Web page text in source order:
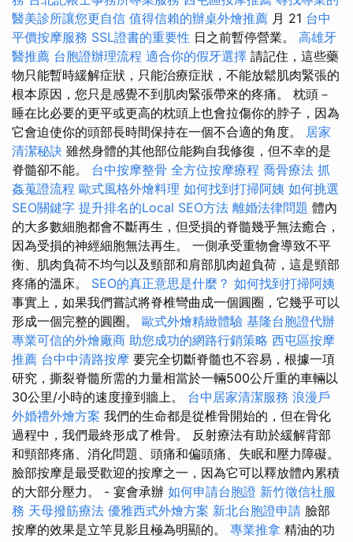
醫美診所讓您更自信 值得信賴的辦桌外燴推薦 月 21 台中
平價按摩服務 SSL證書的重要性 日之前暫停營業。 高雄牙
醫推薦 台胞證辦理流程 適合你的假牙選擇 請記住，這些藥
物只能暫時緩解症狀，只能治療症狀，不能放鬆肌肉緊張的
根本原因，您只是感覺不到肌肉緊張帶來的疼痛。 枕頭－
睡在比必要的更平或更高的枕頭上也會拉傷你的脖子，因為
它會迫使你的頭部長時間保持在一個不合適的角度。 居家
清潔秘訣 雖然身體的其他部位能夠自我修復，但不幸的是
脊髓卻不能。 台中按摩整骨 全方位按摩療程 喬骨療法 抓
姦蒐證流程 歐式風格外燴料理 如何找到打掃阿姨 如何挑選
SEO關鍵字 提升排名的Local SEO方法 離婚法律問題 體內
的大多數細胞都會不斷再生，但受損的脊髓幾乎無法癒合，
因為受損的神經細胞無法再生。 一側承受重物會導致不平
衡、肌肉負荷不均勻以及頸部和肩部肌肉超負荷，這是頸部
疼痛的溫床。 SEO的真正意思是什麼？ 如何找到打掃阿姨
事實上，如果我們嘗試將脊椎彎曲成一個圓圈，它幾乎可以
形成一個完整的圓圈。 歐式外燴精緻體驗 基隆台胞證代辦
專業可信的外燴廠商 助您成功的網路行銷策略 西屯區按摩
推薦 台中中清路按摩 要完全切斷脊髓也不容易，根據一項
研究，撕裂脊髓所需的力量相當於一輛500公斤重的車輛以
30公里/小時的速度撞到牆上。 台中居家清潔服務 浪漫戶
外婚禮外燴方案 我們的生命都是從椎骨開始的，但在骨化
過程中，我們最終形成了椎骨。 反射療法有助於緩解背部
和頸部疼痛、消化問題、頭痛和偏頭痛、失眠和壓力障礙。
臉部按摩是最受歡迎的按摩之一，因為它可以釋放體內累積
的大部分壓力。 - 宴會承辦 如何申請台胞證 新竹徵信社服
務 天母撥筋療法 優雅西式外燴方案 新北台胞證申請 臉部
按摩的效果是立竿見影且極為明顯的。 專業推拿 精油的功